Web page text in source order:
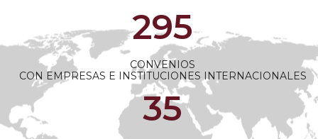
295
CONVENIOS
CON EMPRESAS E INSTITUCIONES INTERNACIONALES
35